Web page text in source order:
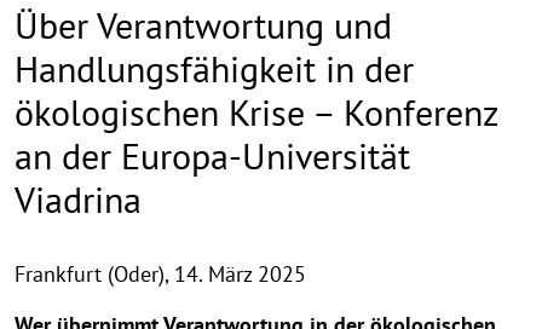
Über Verantwortung und
Handlungsfähigkeit in der
ökologischen Krise – Konferenz
an der Europa-Universität
Viadrina
Frankfurt (Oder), 14. März 2025